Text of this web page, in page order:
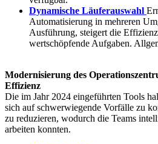
Dynamische Läuferauswahl
Automatisierung in mehreren
Ausführung, steigert die
wertschöpfende Aufgaben.
Modernisierung des
Effizienz
Die im Jahr 2024 eingeführten Tools
sich auf schwerwiegende Vorfälle zu
zu reduzieren, wodurch die Teams
arbeiten konnten.